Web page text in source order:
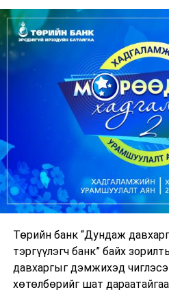
Төрийн банк “Дундаж
тэргүүлэгч банк” байх
давхаргыг дэмжихэд
хөтөлбөрийг шат